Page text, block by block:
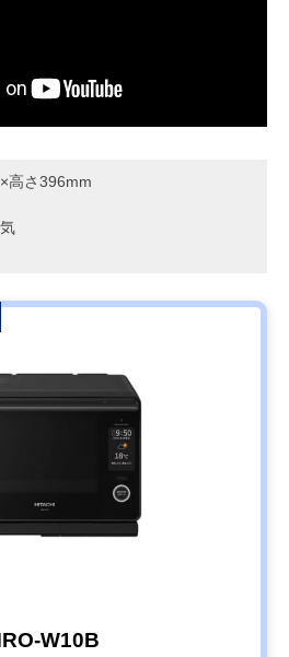
高さ396mm
W10B